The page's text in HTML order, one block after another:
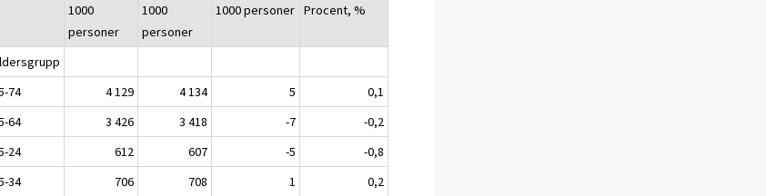
1000
personer
1000
personer
1000 personer Procent, %
74 4 129 4 134 5
0,1
64
3 426 3 418 -7
-0,2
24
612 607 -5
-0,8
34
706 708 1
0,2